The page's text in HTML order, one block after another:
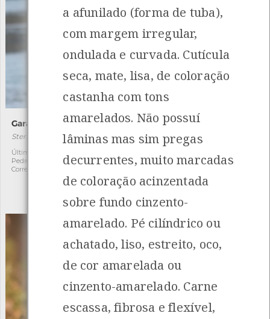
Garajau-comum
Sterna hirundo
Última observação por:
Pedro Jorge Nogueira
Correia
Estorninho-malhado
Sturnus vulgaris
[Migrador]
Autóctone
Última observação por:
Pedro Jorge Nogueira
Correia
a afunilado (forma de tuba),
com margem irregular,
ondulada e curvada. Cutícula
seca, mate, lisa, de coloração
castanha com tons
amarelados. Não possuí
lâminas mas sim pregas
decurrentes, muito marcadas
de coloração acinzentada
sobre fundo cinzento-
amarelado. Pé cilíndrico ou
achatado, liso, estreito, oco,
de cor amarelada ou
cinzento-amarelado. Carne
escassa, fibrosa e flexível,